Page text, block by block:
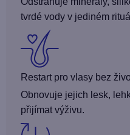
tvrdé vody v jediném
Restart pro vlasy bez
Obnovuje jejich lesk,
přijímat výživu.